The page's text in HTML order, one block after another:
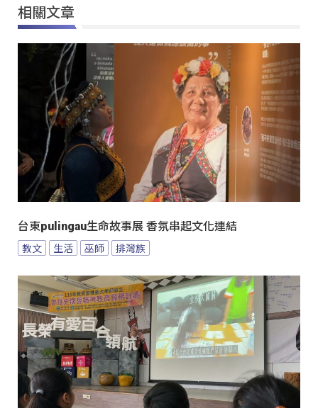
相關文章
台東pulingau生命故事展 香氛串起文化連結
教文 生活 巫師 排灣族